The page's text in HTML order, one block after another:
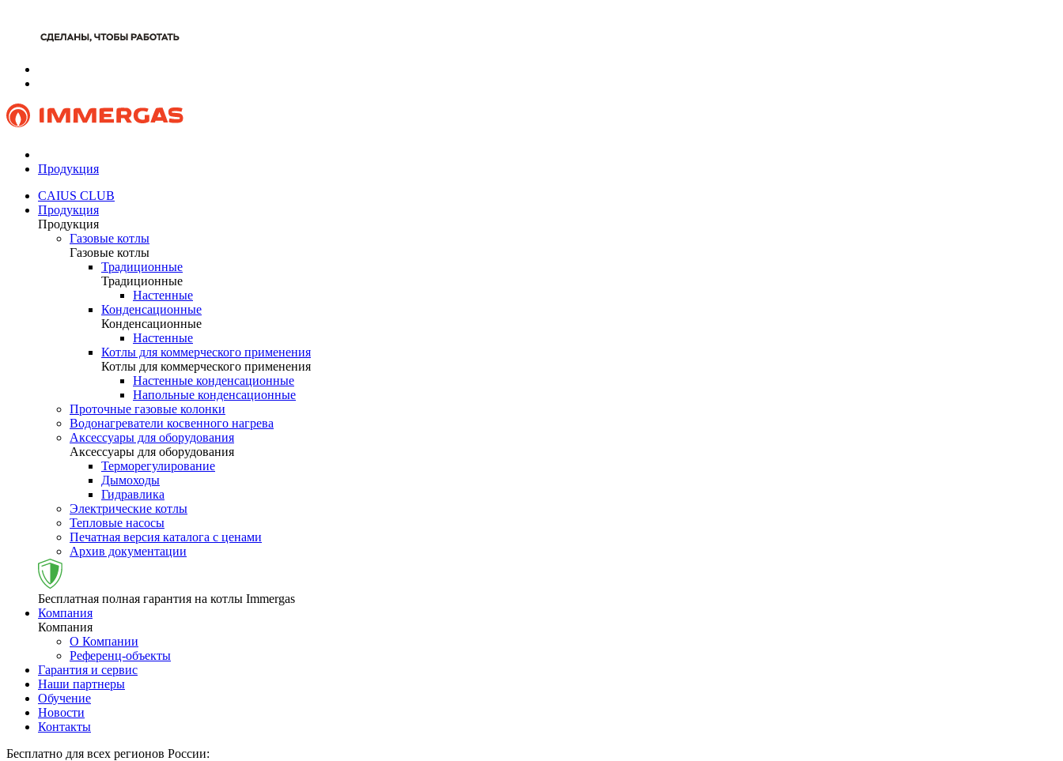
Продукция
CAIUS CLUB
Продукция
Продукция
Газовые котлы
Газовые котлы
Традиционные
Традиционные
Настенные
Конденсационные
Конденсационные
Настенные
Котлы для коммерческого применения
Котлы для коммерческого применения
Настенные конденсационные
Напольные конденсационные
Проточные газовые колонки
Водонагреватели косвенного нагрева
Аксессуары для оборудования
Аксессуары для оборудования
Терморегулирование
Дымоходы
Гидравлика
Электрические котлы
Тепловые насосы
Печатная версия каталога с ценами
Архив документации
Бесплатная полная гарантия на котлы Immergas
Компания
Компания
О Компании
Референц-объекты
Гарантия и сервис
Наши партнеры
Обучение
Новости
Контакты
Бесплатно для всех регионов России: